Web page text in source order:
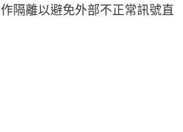
隔離以避免外部不正常訊號直